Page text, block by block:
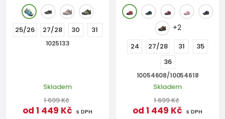
25/26 27/28 30 31
1025133
Skladem
1 699 Kč
od 1 449 Kč s DPH
+2
24 27/28 31
35
36
10054608/10054618
Skladem
1 699 Kč
od 1 449 Kč s DPH